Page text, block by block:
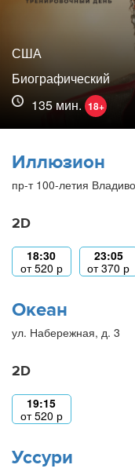
США
Биографический
135 мин. 18+
Иллюзион
пр-т 100-летия
2D
18:30
от520 р
23:05
от370 р
Океан
ул. Набережная, д. 3
2D
19:15
от520 р
Уссури